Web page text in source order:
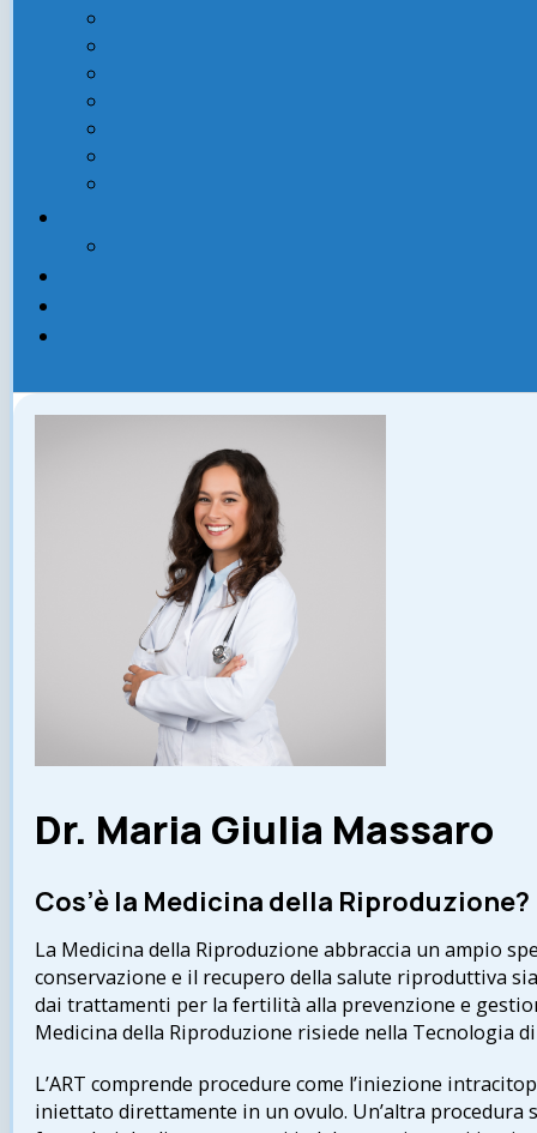
Dr. Maria Giulia Massaro
Cos’è la Medicina della Riproduzione?
La Medicina della Riproduzione abbraccia un ampio
conservazione e il recupero della salute riproduttiva
dai trattamenti per la fertilità alla prevenzione e
Medicina della Riproduzione risiede nella Tecnologia
L’ART comprende procedure come l’iniezione
iniettato direttamente in un ovulo. Un’altra